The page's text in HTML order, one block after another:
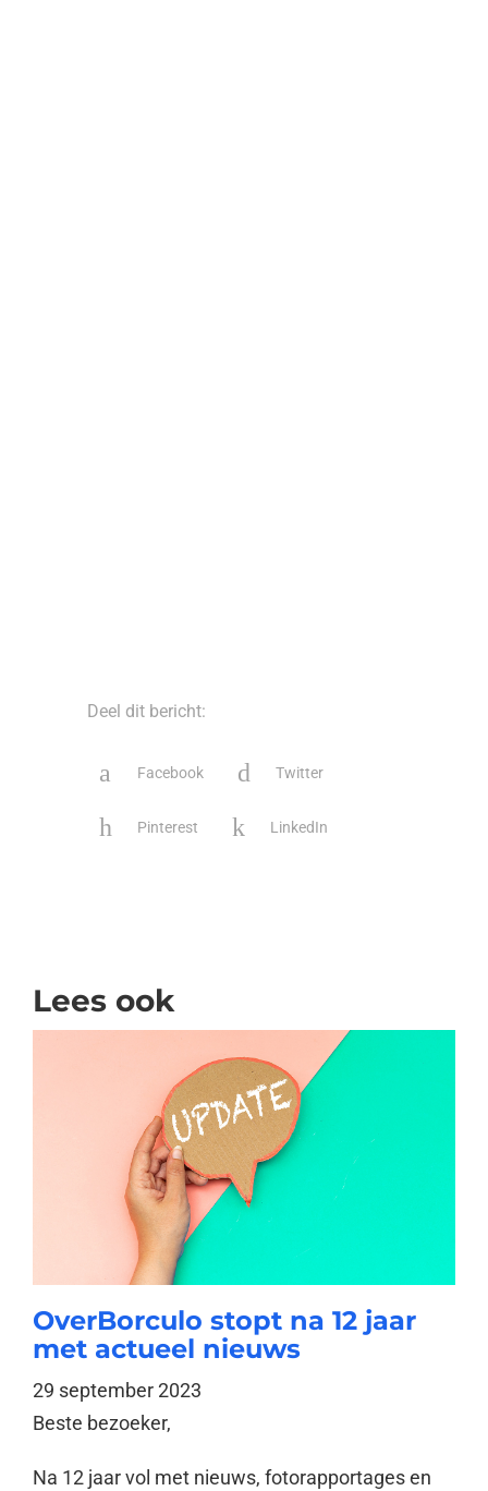
Deel dit bericht:
Facebook Twitter
Pinterest LinkedIn
Lees ook
OverBorculo stopt na 12 jaar
met actueel nieuws
29 september 2023
Beste bezoeker,
Na 12 jaar vol met nieuws, fotorapportages en